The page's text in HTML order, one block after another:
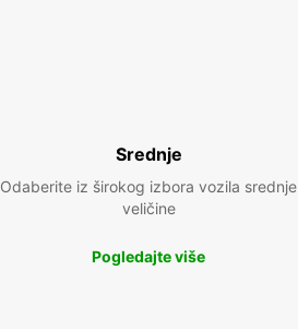
Srednje
Odaberite iz širokog izbora vozila srednje
veličine
Pogledajte više